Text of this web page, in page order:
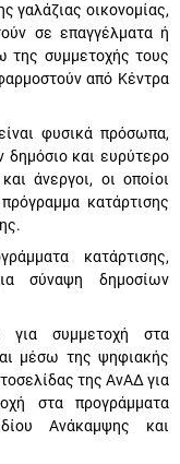
γαλάζιας οικονομίας,
σε επαγγέλματα ή
της συμμετοχής τους
από Κέντρα
φυσικά πρόσωπα,
δημόσιο και ευρύτερο
άνεργοι, οι οποίοι
κατάρτισης
κατάρτισης,
σύναψη δημοσίων
για συμμετοχή στα
μέσω της ψηφιακής
της ΑνΑΔ για
στα προγράμματα
Ανάκαμψης και